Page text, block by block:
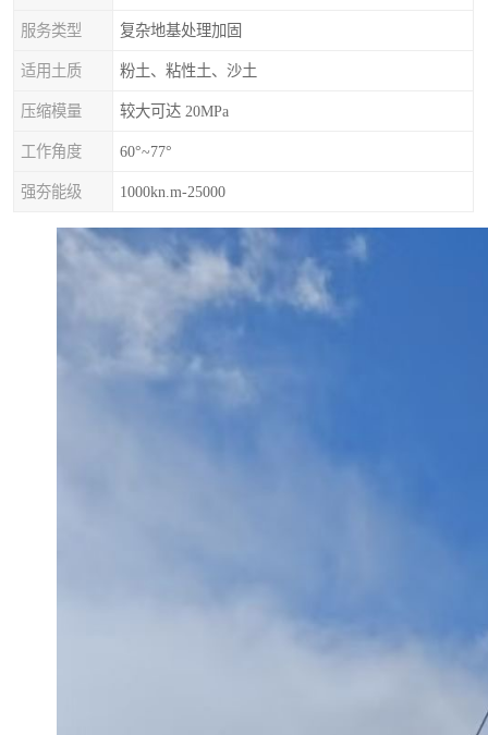
服务类型 复杂地基处理加固
适用土质 粉土、粘性土、沙土
压缩模量 较大可达 20MPa
工作角度 60°~77°
强夯能级 1000kn.m-25000